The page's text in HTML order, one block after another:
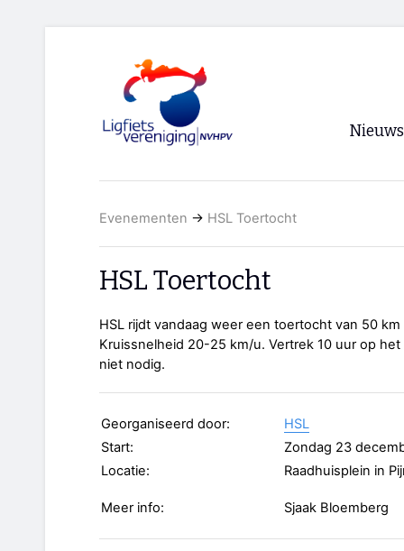
Nieuws
Evenementen → HSL Toertocht
HSL Toertocht
HSL rijdt vandaag weer een toertocht van 50
Kruissnelheid 20-25 km/u. Vertrek 10 uur op
niet nodig.
Georganiseerd door:
HSL
Start:
Zondag 23
Locatie:
Raadhuisplein in
Meer info: Sjaak Bloemberg